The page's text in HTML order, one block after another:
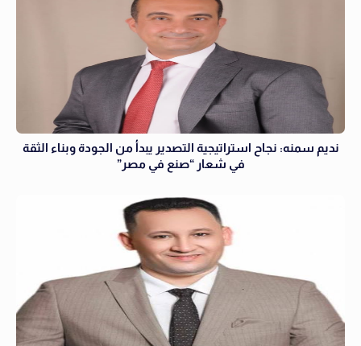
نديم سمنه: نجاح استراتيجية التصدير يبدأ من الجودة وبناء الثقة
في شعار “صنع في مصر”